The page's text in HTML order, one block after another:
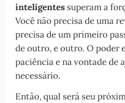
inteligentes superam a
Você não precisa de uma
precisa de um primeiro
de outro, e outro. O poder
paciência e na vontade de
necessário.
Então, qual será seu